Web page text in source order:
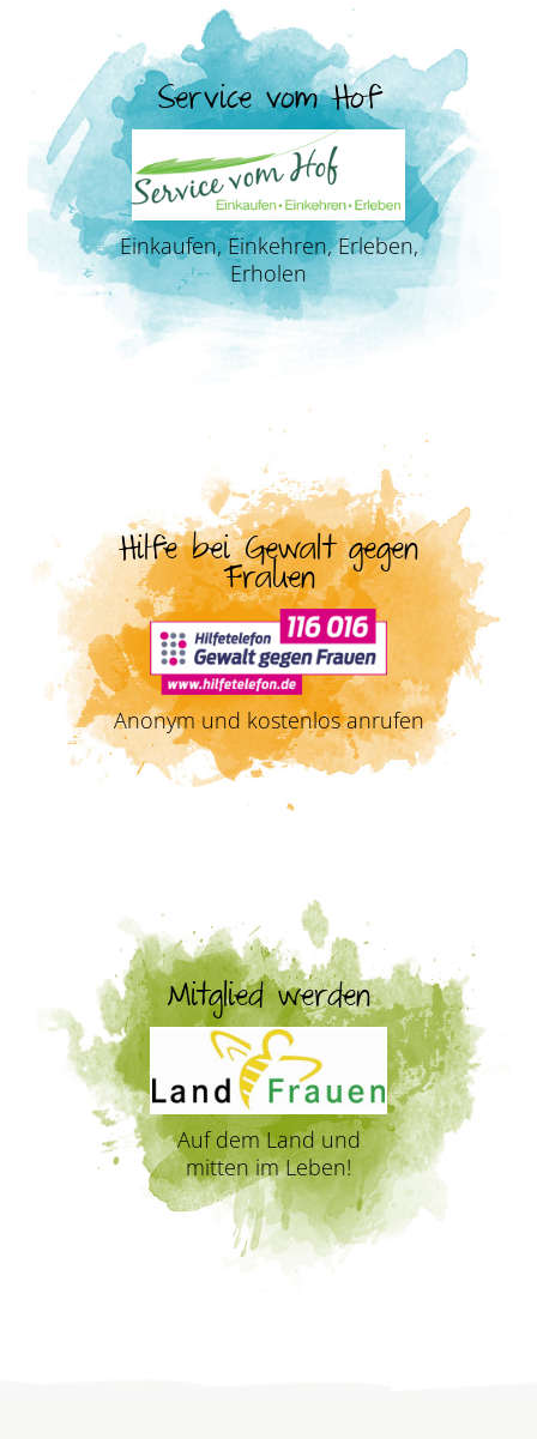
Service vom Hof
Einkaufen, Einkehren, Erleben,
Erholen
Hilfe bei Gewalt gegen
Frauen
Anonym und kostenlos anrufen
Mitglied werden
Auf dem Land und
mitten im Leben!